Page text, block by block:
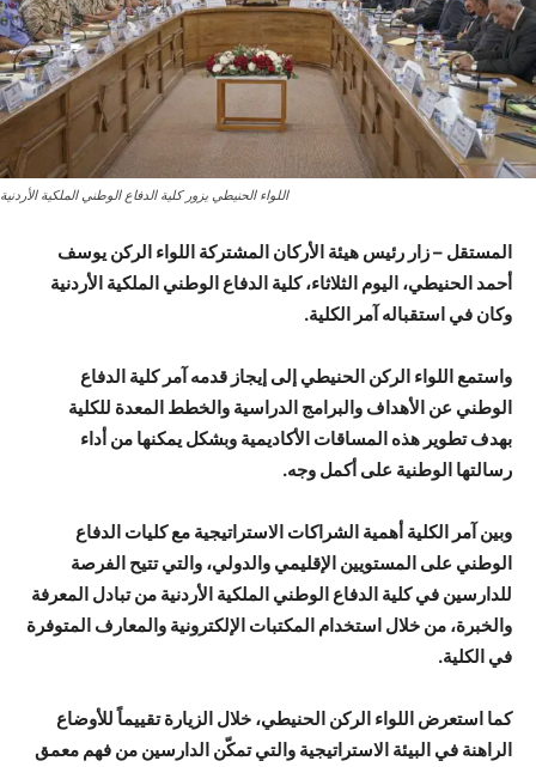
اللواء الحنيطي يزور كلية الدفاع الوطني الملكية الأردنية
المستقل – زار رئيس هيئة الأركان المشتركة اللواء الركن يوسف
أحمد الحنيطي، اليوم الثلاثاء، كلية الدفاع الوطني الملكية الأردنية
وكان في استقباله آمر الكلية.
واستمع اللواء الركن الحنيطي إلى إيجاز قدمه آمر كلية الدفاع
الوطني عن الأهداف والبرامج الدراسية والخطط المعدة للكلية
بهدف تطوير هذه المساقات الأكاديمية وبشكل يمكنها من أداء
رسالتها الوطنية على أكمل وجه.
وبين آمر الكلية أهمية الشراكات الاستراتيجية مع كليات الدفاع
الوطني على المستويين الإقليمي والدولي، والتي تتيح الفرصة
للدارسين في كلية الدفاع الوطني الملكية الأردنية من تبادل المعرفة
والخبرة، من خلال استخدام المكتبات الإلكترونية والمعارف المتوفرة
في الكلية.
كما استعرض اللواء الركن الحنيطي، خلال الزيارة تقييماً للأوضاع
الراهنة في البيئة الاستراتيجية والتي تمكّن الدارسين من فهم معمق